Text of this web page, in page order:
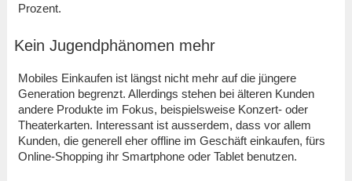
Prozent.
Kein Jugendphänomen mehr
Mobiles Einkaufen ist längst nicht mehr auf die jüngere
Generation begrenzt. Allerdings stehen bei älteren Kunden
andere Produkte im Fokus, beispielsweise Konzert- oder
Theaterkarten. Interessant ist ausserdem, dass vor allem
Kunden, die generell eher offline im Geschäft einkaufen, fürs
Online-Shopping ihr Smartphone oder Tablet benutzen.